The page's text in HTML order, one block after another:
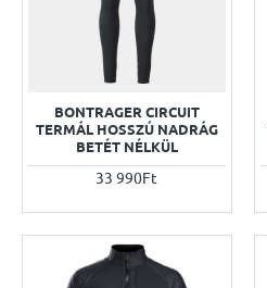
BONTRAGER CIRCUIT
TERMÁL HOSSZÚ NADRÁG
BETÉT NÉLKÜL
33 990Ft